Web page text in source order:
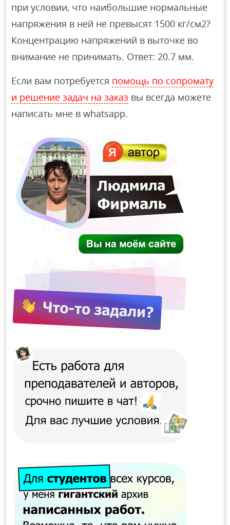
при условии, что наибольшие нормальные
напряжения в ней не превысят 1500 кг/см2?
Концентрацию напряжений в выточке во
внимание не принимать. Ответ: 20.7 мм.
Если вам потребуется помощь по сопромату
и решение задач на заказ вы всегда можете
написать мне в whatsapp.